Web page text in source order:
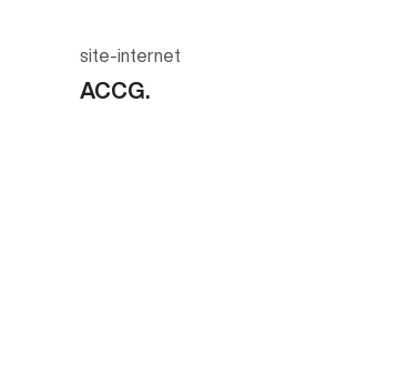
site-internet
ACCG.